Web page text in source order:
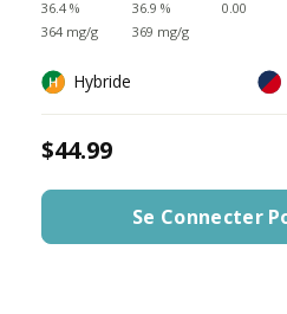
36.4 %
364 mg/g
36.9 %
369 mg/g
0.00
Hybride
$44.99
Se Connecter